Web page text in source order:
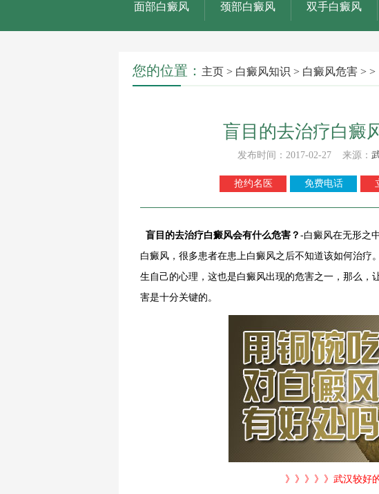
面部白癜风 颈部白癜风 双手白癜风
您的位置： 主页 > 白癜风知识 > 白癜风危害 > >
盲目的去治疗白癜
发布时间：2017-02-27 来源：
抢约名医 免费电话
盲目的去治疗白癜风会有什么危害？ -白癜风在无形之
白癜风，很多患者在患上白癜风之后不知道该如何治疗
生自己的心理，这也是白癜风出现的危害之一，那么，
害是十分关键的。
》》》》》武汉较好